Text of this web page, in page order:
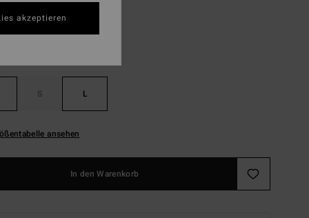
S L
ansehen
In den Warenkorb
akzeptieren